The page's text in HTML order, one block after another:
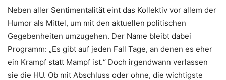
Neben aller Sentimentalität eint das Kollektiv vor allem der
Humor als Mittel, um mit den aktuellen politischen
Gegebenheiten umzugehen. Der Name bleibt dabei
Programm: „Es gibt auf jeden Fall Tage, an denen es eher
ein Krampf statt Mampf ist.“ Doch irgendwann verlassen
sie die HU. Ob mit Abschluss oder ohne, die wichtigste